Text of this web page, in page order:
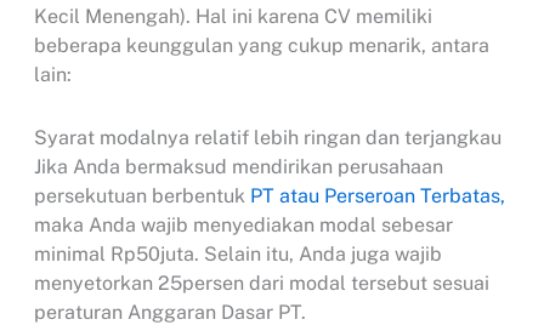
Kecil Menengah). Hal ini karena CV memiliki
beberapa keunggulan yang cukup menarik, antara
lain:
Syarat modalnya relatif lebih ringan dan terjangkau
Jika Anda bermaksud mendirikan perusahaan
persekutuan berbentuk PT atau Perseroan Terbatas,
maka Anda wajib menyediakan modal sebesar
minimal Rp50juta. Selain itu, Anda juga wajib
menyetorkan 25persen dari modal tersebut sesuai
peraturan Anggaran Dasar PT.